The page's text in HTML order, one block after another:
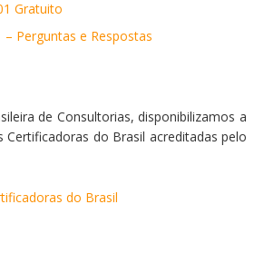
Gratuito
– Perguntas e Respostas
de Consultorias, disponibilizamos a
Certificadoras do Brasil acreditadas pelo
do Brasil